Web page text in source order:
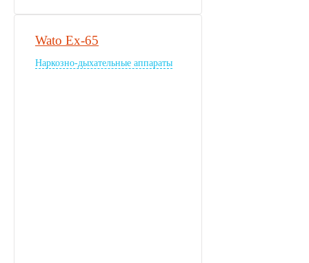
Wato Ex-65
Наркозно-дыхательные аппараты